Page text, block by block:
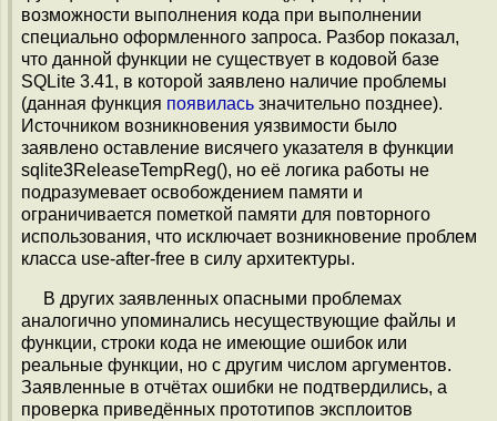
возможности выполнения кода при выполнении
специально оформленного запроса. Разбор показал,
что данной функции не существует в кодовой базе
SQLite 3.41, в которой заявлено наличие проблемы
(данная функция появилась значительно позднее).
Источником возникновения уязвимости было
заявлено оставление висячего указателя в функции
sqlite3ReleaseTempReg(), но её логика работы не
подразумевает освобождением памяти и
ограничивается пометкой памяти для повторного
использования, что исключает возникновение проблем
класса use-after-free в силу архитектуры.
В других заявленных опасными проблемах
аналогично упоминались несуществующие файлы и
функции, строки кода не имеющие ошибок или
реальные функции, но с другим числом аргументов.
Заявленные в отчётах ошибки не подтвердились, а
проверка приведённых прототипов эксплоитов